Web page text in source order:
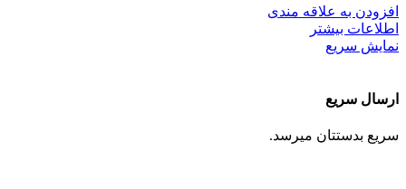
افزودن به علاقه مندی
اطلاعات بیشتر
نمایش سریع
ارسال سریع
سریع بدستتان میرسد.